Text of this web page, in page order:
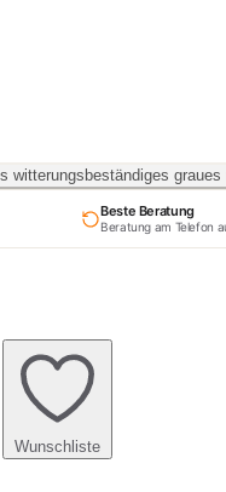
Beste Beratung
Beratung am Telefon
Wunschliste